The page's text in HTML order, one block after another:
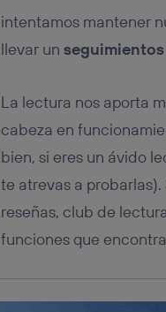
intentamos mantener
llevar un
La lectura nos aporta
cabeza en
bien, si eres un ávido
te atrevas a
reseñas, club de
funciones que
conecte su
Si utilizas
hayan
Puedes
inferior de
Para más